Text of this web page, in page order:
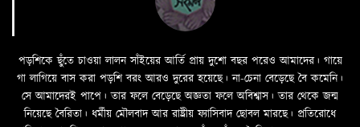
পড়শিকে ছুঁতে চাওয়া লালন সাঁইয়ের আর্তি প্রায় দুশো বছর পরেও আমাদের। গায়ে
গা লাগিয়ে বাস করা পড়শি বরং আরও দুরের হয়েছে। না-চেনা বেড়েছে বৈ কমেনি।
সে আমাদেরই পাপে। তার ফলে বেড়েছে অজ্ঞতা ফলে অবিশ্বাস। তার থেকে জন্ম
নিয়েছে বৈরিতা। ধর্মীয় মৌলবাদ আর রাষ্ট্রীয় ফ্যাসিবাদ ছোবল মারছে। প্রতিরোধে